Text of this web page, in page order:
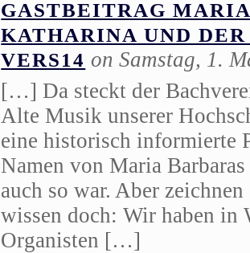
GASTBEITRAG
KATHARINA UND
VERS14 on Samstag, 1.
[…] Da steckt der
Alte Musik unserer
eine historisch informierte
Namen von Maria
auch so war. Aber
wissen doch: Wir haben in
Organisten […]